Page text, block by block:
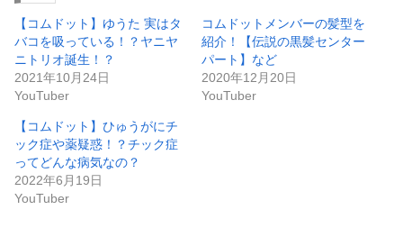
【コムドット】ゆうた 実はタ
バコを吸っている！？ヤニヤ
ニトリオ誕生！？
2021年10月24日
YouTuber
コムドットメンバーの髪型を
紹介！【伝説の黒髪センター
パート】など
2020年12月20日
YouTuber
【コムドット】ひゅうがにチ
ック症や薬疑惑！？チック症
ってどんな病気なの？
2022年6月19日
YouTuber